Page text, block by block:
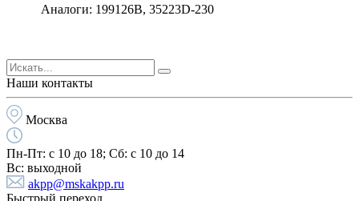
Аналоги: 199126B, 35223D-230
Наши контакты
Москва
Пн-Пт: с 10 до 18; Cб: с 10 до 14
Вс: выходной
akpp@mskakpp.ru